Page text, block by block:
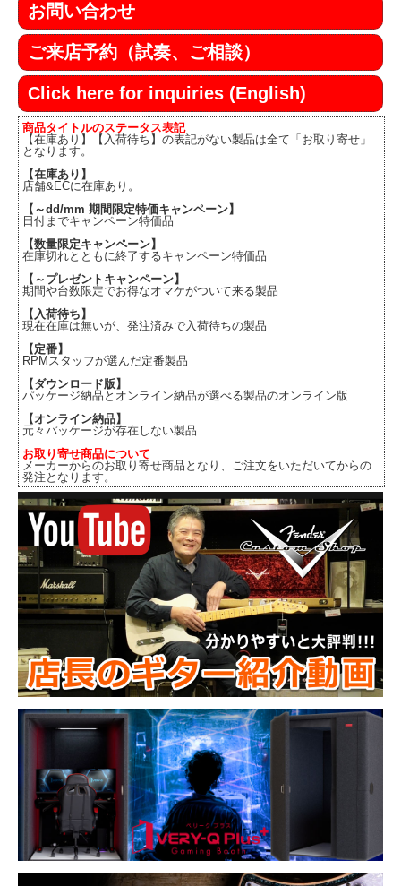
お問い合わせ
ご来店予約（試奏、ご相談）
Click here for inquiries (English)
商品タイトルのステータス表記
【在庫あり】【入荷待ち】の表記がない製品は全て「お取り寄せ」
となります。
【在庫あり】
店舗&ECに在庫あり。
【～dd/mm 期間限定特価キャンペーン】
日付までキャンペーン特価品
【数量限定キャンペーン】
在庫切れとともに終了するキャンペーン特価品
【～プレゼントキャンペーン】
期間や台数限定でお得なオマケがついて来る製品
【入荷待ち】
現在在庫は無いが、発注済みで入荷待ちの製品
【定番】
RPMスタッフが選んだ定番製品
【ダウンロード版】
パッケージ納品とオンライン納品が選べる製品のオンライン版
【オンライン納品】
元々パッケージが存在しない製品
お取り寄せ商品について
メーカーからのお取り寄せ商品となり、ご注文をいただいてからの
発注となります。